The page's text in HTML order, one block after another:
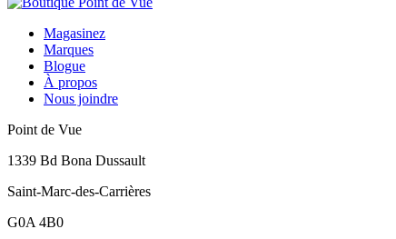
Magasinez
Marques
Blogue
À propos
Nous joindre
Point de Vue
1339 Bd Bona Dussault
Saint-Marc-des-Carrières
G0A 4B0